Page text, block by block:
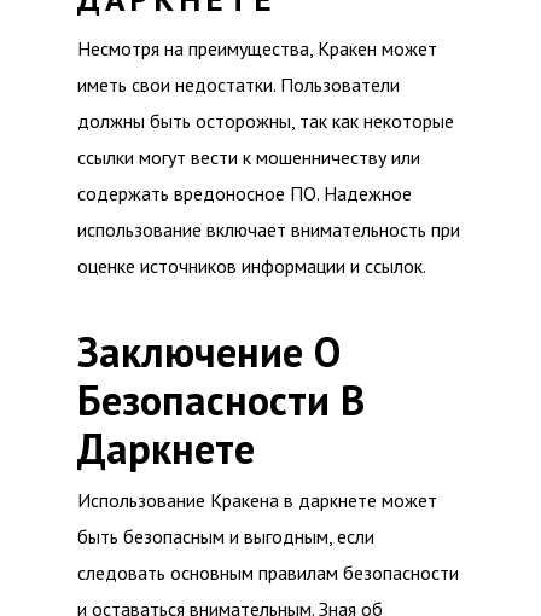
Несмотря на преимущества, Кракен может
иметь свои недостатки. Пользователи
должны быть осторожны, так как некоторые
ссылки могут вести к мошенничеству или
содержать вредоносное ПО. Надежное
использование включает внимательность при
оценке источников информации и ссылок.
Заключение О
Безопасности В
Даркнете
Использование Кракена в даркнете может
быть безопасным и выгодным, если
следовать основным правилам безопасности
и оставаться внимательным. Зная об